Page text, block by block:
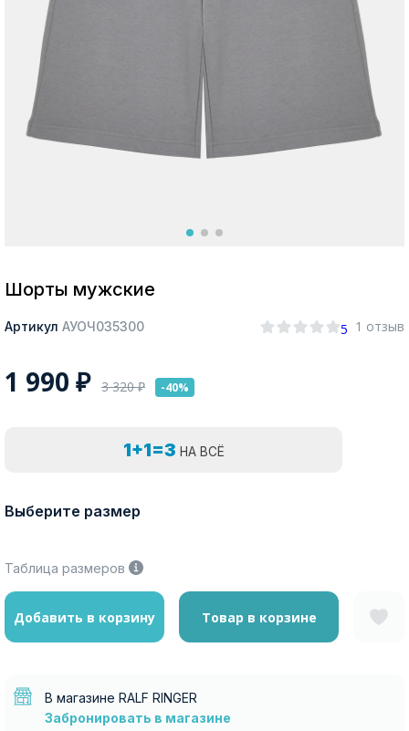
Шорты мужские
Артикул АУОЧ035300 5 1 отзыв
1 990 ₽ 3 320₽ -40%
1+1=3 НА ВСЁ
Выберите размер
Таблица размеров
Добавить в корзину Товар в корзине
В магазине RALF RINGER
Забронировать в магазине